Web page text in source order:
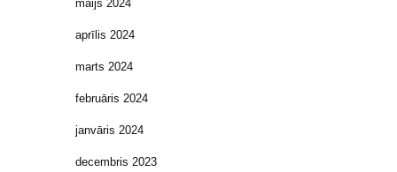
maijs 2024
aprīlis 2024
marts 2024
februāris 2024
janvāris 2024
decembris 2023